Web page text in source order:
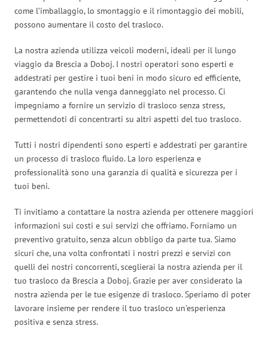
come l’imballaggio, lo smontaggio e il rimontaggio dei mobili,
possono aumentare il costo del trasloco.
La nostra azienda utilizza veicoli moderni, ideali per il lungo
viaggio da Brescia a Doboj. I nostri operatori sono esperti e
addestrati per gestire i tuoi beni in modo sicuro ed efficiente,
garantendo che nulla venga danneggiato nel processo. Ci
impegniamo a fornire un servizio di trasloco senza stress,
permettendoti di concentrarti su altri aspetti del tuo trasloco.
Tutti i nostri dipendenti sono esperti e addestrati per garantire
un processo di trasloco fluido. La loro esperienza e
professionalità sono una garanzia di qualità e sicurezza per i
tuoi beni.
Ti invitiamo a contattare la nostra azienda per ottenere maggiori
informazioni sui costi e sui servizi che offriamo. Forniamo un
preventivo gratuito, senza alcun obbligo da parte tua. Siamo
sicuri che, una volta confrontati i nostri prezzi e servizi con
quelli dei nostri concorrenti, sceglierai la nostra azienda per il
tuo trasloco da Brescia a Doboj. Grazie per aver considerato la
nostra azienda per le tue esigenze di trasloco. Speriamo di poter
lavorare insieme per rendere il tuo trasloco un’esperienza
positiva e senza stress.